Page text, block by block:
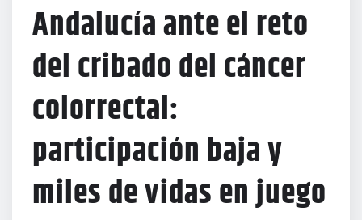
Andalucía ante el reto
del cribado del cáncer
colorrectal:
participación baja y
miles de vidas en juego